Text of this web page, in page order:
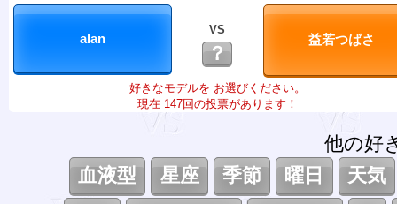
VS
？
好きなモデルを お選びください。
現在 147回の投票があります！
他の好
血液型
星座 季節 曜日
天気